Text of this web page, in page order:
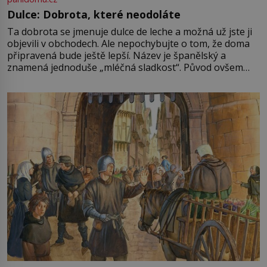
Dulce: Dobrota, které neodoláte
Ta dobrota se jmenuje dulce de leche a možná už jste ji
objevili v obchodech. Ale nepochybujte o tom, že doma
připravená bude ještě lepší. Název je španělský a
znamená jednoduše „mléčná sladkost“. Původ ovšem
pře hned několik latinskoamerických zemí a k tomu
Francie, kde se traduje,